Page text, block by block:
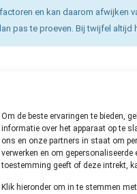
Om de beste ervaringen te bieden,
informatie over het apparaat op te
ons en onze partners in staat om
verwerken en om
toestemming geeft of deze intrekt,
Klik hieronder om in te stemmen
en kan daarom afwijken
pas te proeven. Bij twijfel